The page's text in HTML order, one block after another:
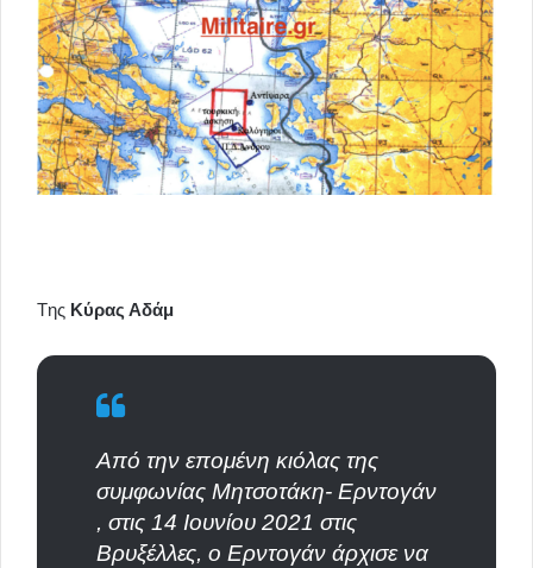
Tης Κύρας Αδάμ
Από την επομένη κιόλας της
συμφωνίας Μητσοτάκη- Ερντογάν
, στις 14 Ιουνίου 2021 στις
Βρυξέλλες, ο Ερντογάν άρχισε να